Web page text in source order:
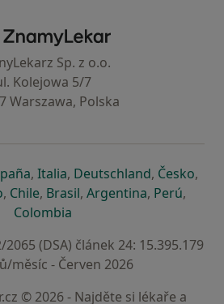
ZnamyLekar - Hlavní stránka
Sp. z o.o.
Kolejowa 5/7
Warszawa, Polska
záložce
v nové záložce
se otevře v nové záložce
, Italiase otevře v nové záložce
, Deutschlandse otevře v
, Českose
,
v nové záložce
se otevře v nové záložce
, Chilese otevře v nové záložce
, Brasilse otevře v nové
, Argentinase otevře v
, Perúse
,
Colombia
2065 (DSA) článek 24: 15.395.179
měsíc - Červen 2026
© 2026 - Najděte si lékaře a